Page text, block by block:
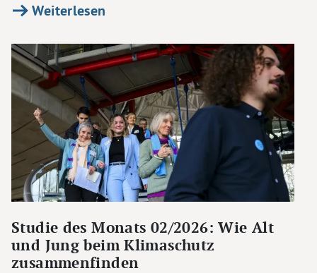
Weiterlesen
Studie des Monats 02/2026: Wie Alt
und Jung beim Klimaschutz
zusammenfinden